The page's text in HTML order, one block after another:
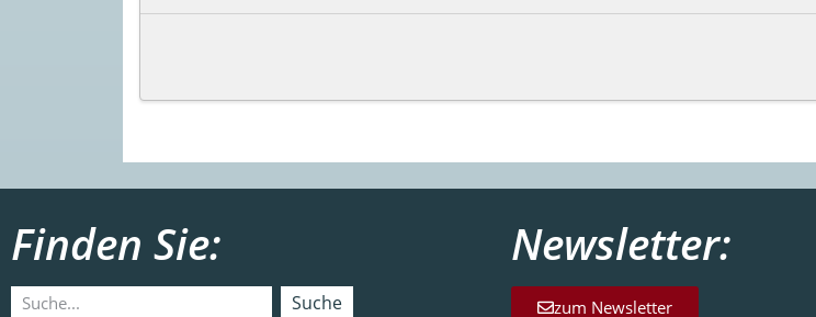
Finden Sie:
Suche
Newsletter:
zum Newsletter